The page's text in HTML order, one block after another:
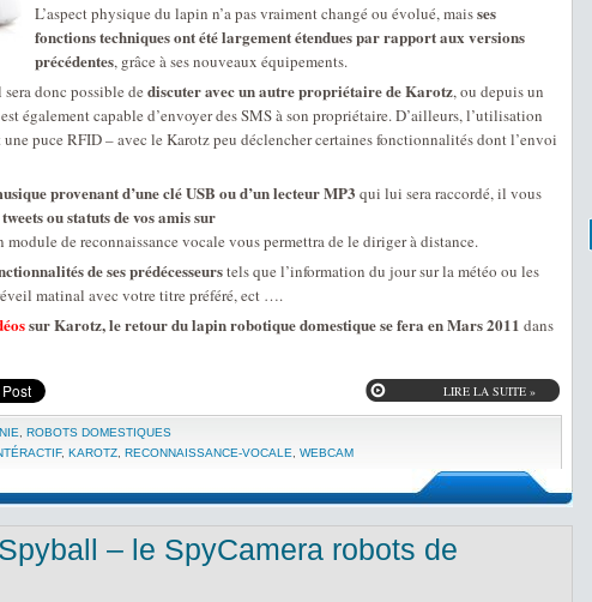
L’aspect physique du lapin n’a pas vraiment changé ou évolué, maisses
fonctions techniques ont été largement étendues par rapport aux versions
précédentes, grâce à ses nouveaux équipements.
sera donc possible de discuter avec un autre propriétaire de Karotz, ou depuis un
également capable d’envoyer des SMS à son propriétaire. D’ailleurs, l’utilisation
puce RFID – avec le Karotz peu déclencher certaines fonctionnalités dont l’envoi
provenant d’une clé USB ou d’un lecteur MP3 qui lui sera raccordé, il vous
ou statuts de vos amis sur
module de reconnaissance vocale vous permettra de le diriger à distance.
de ses prédécesseurstels que l’information du jour sur la météo ou les
matinal avec votre titre préféré, ect ….
sur Karotz, le retour du lapin robotique domestique se fera en Mars 2011 dans
LIRE LA SUITE »
ROBOTS DOMESTIQUES
, KAROTZ RECONNAISSANCE-VOCALE WEBCAM
– le SpyCamera robots de